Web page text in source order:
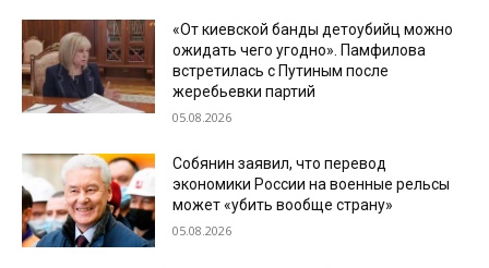
«От киевской банды детоубийц можно
ожидать чего угодно». Памфилова
встретилась с Путиным после
жеребьевки партий
05.08.2026
Собянин заявил, что перевод
экономики России на военные рельсы
может «убить вообще страну»
05.08.2026